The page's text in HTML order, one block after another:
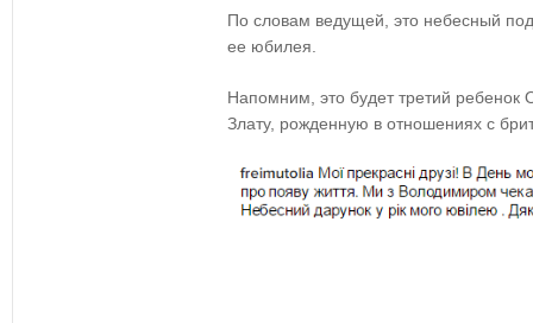
По словам ведущей, это небесный
ее юбилея.
Напомним, это будет третий ребенок
Злату, рожденную в отношениях с